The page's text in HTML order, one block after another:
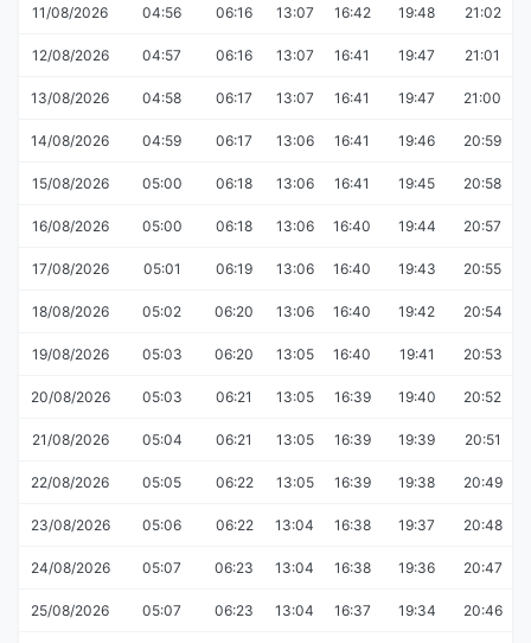
11/08/2026 04:56 06:16 13:07 16:42 19:48 21:02
12/08/2026 04:57 06:16 13:07 16:41 19:47 21:01
13/08/2026 04:58 06:17 13:07 16:41 19:47 21:00
14/08/2026 04:59 06:17 13:06 16:41 19:46 20:59
15/08/2026 05:00 06:18 13:06 16:41 19:45 20:58
16/08/2026 05:00 06:18 13:06 16:40 19:44 20:57
17/08/2026 05:01 06:19 13:06 16:40 19:43 20:55
18/08/2026 05:02 06:20 13:06 16:40 19:42 20:54
19/08/2026 05:03 06:20 13:05 16:40 19:41 20:53
20/08/2026 05:03 06:21 13:05 16:39 19:40 20:52
21/08/2026 05:04 06:21 13:05 16:39 19:39 20:51
22/08/2026 05:05 06:22 13:05 16:39 19:38 20:49
23/08/2026 05:06 06:22 13:04 16:38 19:37 20:48
24/08/2026 05:07 06:23 13:04 16:38 19:36 20:47
25/08/2026 05:07 06:23 13:04 16:37 19:34 20:46